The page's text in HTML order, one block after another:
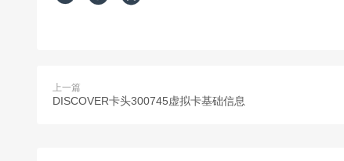
上一篇
DISCOVER卡头300745虚拟卡基础信息